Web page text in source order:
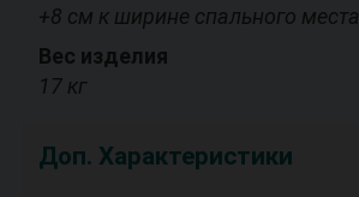
+8 см к ширине спального места
Вес изделия
17 кг
Доп. Характеристики